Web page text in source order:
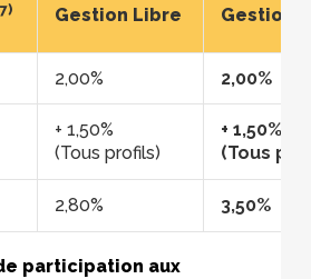
Gestion Libre Gestion
2,00% 2,00%
+ 1,50%
(Tous profils)
+ 1,50%
(Tous
2,80% 3,50%
participation aux